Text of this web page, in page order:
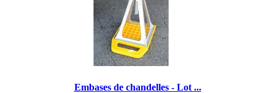
Embases de chandelles - Lot ...